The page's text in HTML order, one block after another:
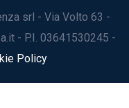
srl - Via Volto 63 -
- P.I. 03641530245 -
Policy